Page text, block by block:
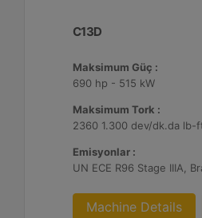
C13D
Maksimum Güç :
690 hp - 515 kW
Maksimum Tork :
Emisyonlar :
Machine Details